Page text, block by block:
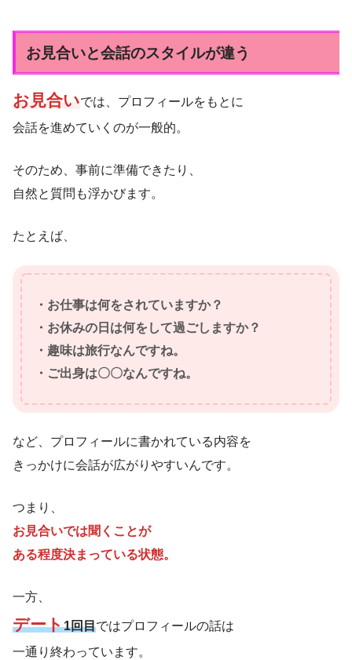
お見合いと会話のスタイルが違う
お見合いでは、プロフィールをもとに
会話を進めていくのが一般的。
そのため、事前に準備できたり、
自然と質問も浮かびます。
たとえば、
・お仕事は何をされていますか？
・お休みの日は何をして過ごしますか？
・趣味は旅行なんですね。
・ご出身は〇〇なんですね。
など、プロフィールに書かれている内容を
きっかけに会話が広がりやすいんです。
つまり、
お見合いでは聞くことが
ある程度決まっている状態。
一方、
デート1回目ではプロフィールの話は
一通り終わっています。